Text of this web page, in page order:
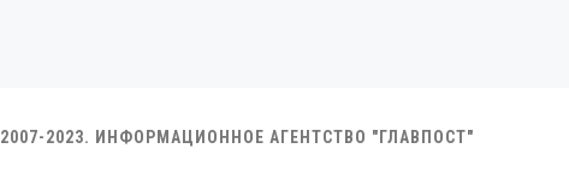
2007-2023. ИНФОРМАЦИОННОЕ АГЕНТСТВО "ГЛАВПОСТ"